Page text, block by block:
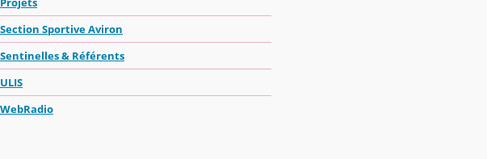
Section Sportive Aviron
Sentinelles & Référents
ULIS
WebRadio